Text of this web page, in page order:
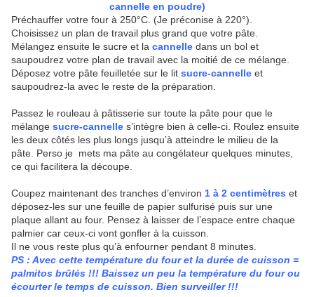
cannelle en poudre)
Préchauffer votre four à 250°C. (Je préconise à 220°).
Choisissez un plan de travail plus grand que votre pâte.
Mélangez ensuite le sucre et la cannelle dans un bol et
saupoudrez votre plan de travail avec la moitié de ce mélange.
Déposez votre pâte feuilletée sur le lit sucre-cannelle et
saupoudrez-la avec le reste de la préparation.
Passez le rouleau à pâtisserie sur toute la pâte pour que le
mélange sucre-cannelle s’intègre bien à celle-ci. Roulez ensuite
les deux côtés les plus longs jusqu’à atteindre le milieu de la
pâte. Perso je mets ma pâte au congélateur quelques minutes,
ce qui facilitera la découpe.
Coupez maintenant des tranches d’environ 1 à 2 centimètres et
déposez-les sur une feuille de papier sulfurisé puis sur une
plaque allant au four. Pensez à laisser de l’espace entre chaque
palmier car ceux-ci vont gonfler à la cuisson.
Il ne vous reste plus qu’à enfourner pendant 8 minutes.
PS : Avec cette température du four et la durée de cuisson =
palmitos brûlés !!! Baissez un peu la température du four ou
écourter le temps de cuisson. Bien surveiller !!!